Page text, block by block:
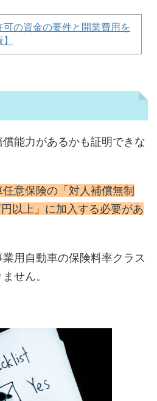
可の資金の要件と開業費用を
能力があるかも証明できな
意保険の「対人補償無制
以上」に加入する必要があ
用自動車の保険料率クラス
せん。